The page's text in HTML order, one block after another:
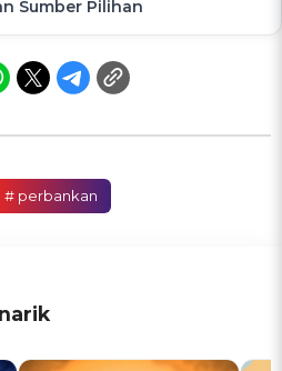
Sumber Pilihan
# perbankan